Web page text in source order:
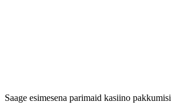
Saage esimesena parimaid kasiino pakkumisi